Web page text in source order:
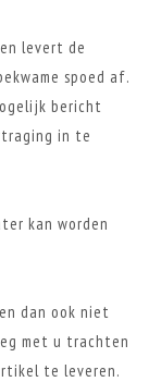
levert de
spoed af.
bericht
in te
kan worden
dan ook niet
met u trachten
te leveren.